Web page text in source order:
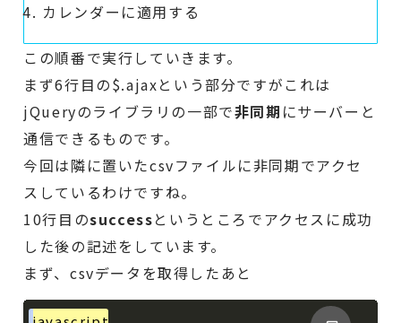
カレンダーに適用する
この順番で実行していきます。
まず6行目の$.ajaxという部分ですがこれは
jQueryのライブラリの一部で非同期 にサーバーと
通信できるものです。
今回は隣に置いたcsvファイルに非同期でアクセ
スしているわけですね。
10行目のsuccessというところでアクセスに成功
した後の記述をしています。
まず、csvデータを取得したあと